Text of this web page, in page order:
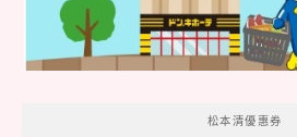
松本清優惠券